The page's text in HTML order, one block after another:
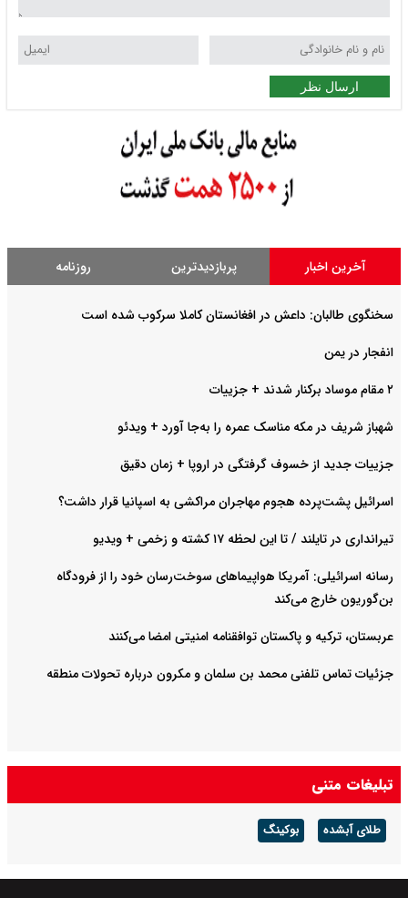
ارسال نظر
آخرین اخبار پربازدیدترین روزنامه
سخنگوی طالبان: داعش در افغانستان کاملا سرکوب شده است
انفجار در یمن
۲ مقام موساد برکنار شدند + جزییات
شهباز شریف در مکه مناسک عمره را به‌جا آورد + ویدئو
جزییات جدید از خسوف گرفتگی در اروپا + زمان دقیق
اسرائیل پشت‌پرده هجوم مهاجران مراکشی به اسپانیا قرار داشت؟
تیرانداری در تایلند / تا این لحظه ۱۷ کشته و زخمی + ویدیو
رسانه اسرائیلی: آمریکا هواپیماهای سوخت‌رسان خود را از فرودگاه
بن‌گوریون خارج می‌کند
عربستان، ترکیه و پاکستان توافقنامه امنیتی امضا می‌کنند
جزئیات تماس تلفنی محمد بن سلمان و مکرون درباره تحولات منطقه
تبلیغات متنی
طلای آبشده بوکینگ